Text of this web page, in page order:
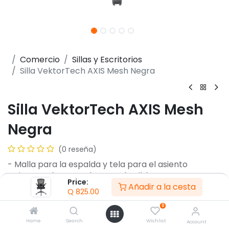
Price:
Q 825.00 Añadir a la cesta
Home Search
0
Wishlist Account
Comercio
Sillas y Escritorios
Silla VektorTech AXIS Mesh Negra
Silla VektorTech AXIS Mesh
Negra
(0 reseña)
- Malla para la espalda y tela para el asiento
- Sistema de reposabrazos abatible
- Mecanismo de mariposa
- Elevación a gas negra de 100 mm
- Soporte de peso de 120 kg
- Base de metal